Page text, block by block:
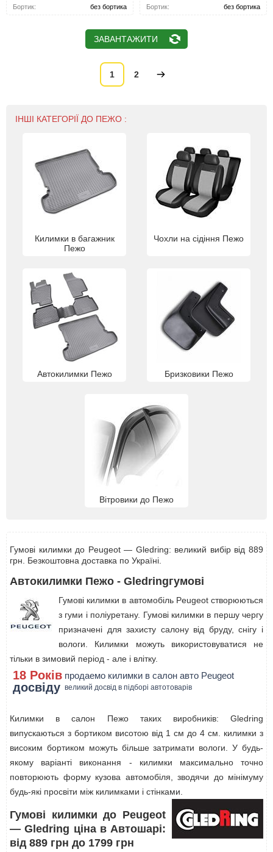
Бортик:
без бортика
Бортик:
без бортика
ЗАВАНТАЖИТИ
1 2
ІНШІ КАТЕГОРІЇ ДО ПЕЖО :
Килимки в багажник
Пежо
Чохли на сідіння Пежо
Автокилимки Пежо Бризковики Пежо
Вітровики до Пежо
Гумові килимки до Peugeot — Gledring: великий вибір від 889
грн. Безкоштовна доставка по Україні.
Автокилимки Пежо - Gledringгумові
Гумові килимки в автомобіль Peugeot створюються
з гуми і поліуретану. Гумові килимки в першу чергу
призначені для захисту салону від бруду, снігу і
вологи. Килимки можуть використовуватися не
тільки в зимовий період - але і влітку.
18 Років продаемо килимки в салон авто Peugeot
досвіду великий досвід в підборі автотоварів
Килимки в салон Пежо таких виробників: Gledring
випускаються з бортиком висотою від 1 см до 4 см. килимки з
високим бортиком можуть більше затримати вологи. У будь-
якому варіанті виконання - килимки максимально точно
повторюють форму кузова автомобіля, зводячи до мінімуму
будь-які просвіти між килимками і стінками.
Гумові килимки до Peugeot
— Gledring ціна в Автошарі:
від 889 грн до 1799 грн